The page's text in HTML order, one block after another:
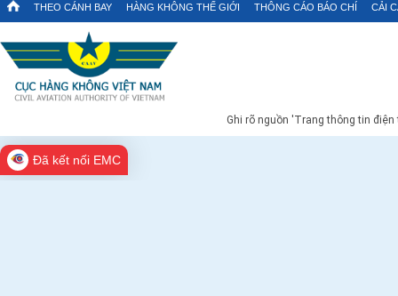
THEO CÁNH BAY HÀNG KHÔNG THẾ GIỚI THÔNG CÁO BÁO CHÍ CẢI
Ghi rõ nguồn 'Trang thông tin
Đã kết nối EMC